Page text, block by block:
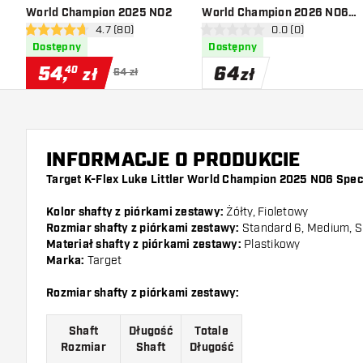
World Champion 2025 NO2
otwórz panel recenzji
4.7 gwiazdki oceny4.7 (80)
Dostępny
54,40 zł 64 zł
World Champion 2026 NO6 -
Piórka do Dartaotwórz panel
0 gwiazdki oceny0.0 (0)
Dostępny
64zł
INFORMACJE O PRODUKCIE
Target K-Flex Luke Littler World Champion 2025 NO6
Kolor shafty z piórkami zestawy: Żółty, Fioletowy
Rozmiar shafty z piórkami zestawy: Standard 6, Medium,
Materiał shafty z piórkami zestawy: Plastikowy
Marka: Target
Rozmiar shafty z piórkami zestawy:
Shaft
Rozmiar
Długość
Shaft
Totale
Długość